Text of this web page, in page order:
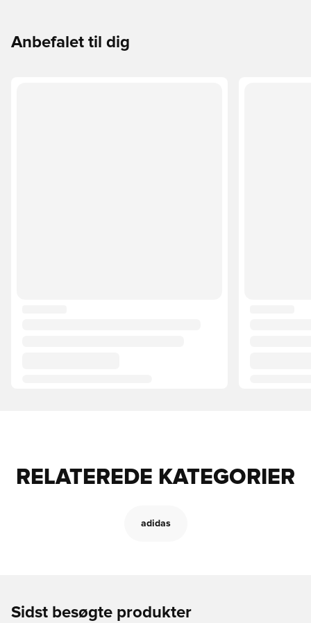
Anbefalet til dig
RELATEREDE KATEGORIER
adidas
Sidst besøgte produkter